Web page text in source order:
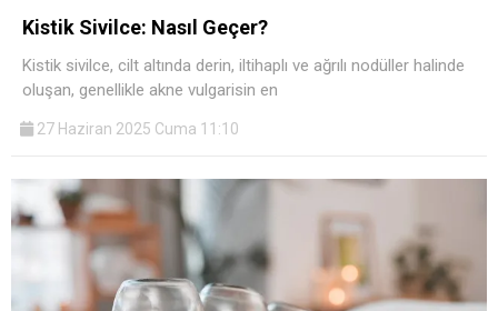
Kistik Sivilce: Nasıl Geçer?
Kistik sivilce, cilt altında derin, iltihaplı ve ağrılı nodüller halinde
oluşan, genellikle akne vulgarisin en
27 Haziran 2025 Cuma 11:10